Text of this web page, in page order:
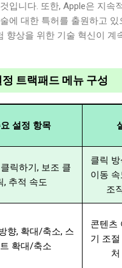
입니다. 또한, Apple은 지속
에 대한 특허를 출원하고 있
향상을 위한 기술 혁신이 계
트랙패드 메뉴 구성
설정 항목
릭하기, 보조 클
, 추적 속도
클릭
이동
조
향, 확대/축소, 스
확대/축소
콘텐츠
기 조
처